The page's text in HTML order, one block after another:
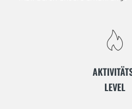
LEVEL